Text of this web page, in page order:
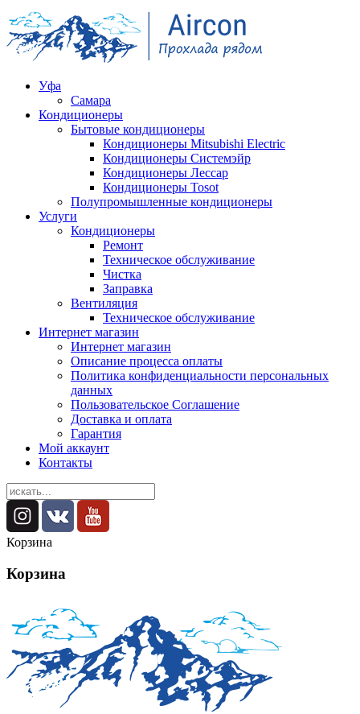
Уфа
Самара
Кондиционеры
Бытовые кондиционеры
Кондиционеры Mitsubishi Electric
Кондиционеры Системэйр
Кондиционеры Лессар
Кондиционеры Tosot
Полупромышленные кондиционеры
Услуги
Кондиционеры
Ремонт
Техническое обслуживание
Чистка
Заправка
Вентиляция
Техническое обслуживание
Интернет магазин
Интернет магазин
Описание процесса оплаты
Политика конфиденциальности персональных
данных
Пользовательское Соглашение
Доставка и оплата
Гарантия
Мой аккаунт
Контакты
Корзина
Корзина